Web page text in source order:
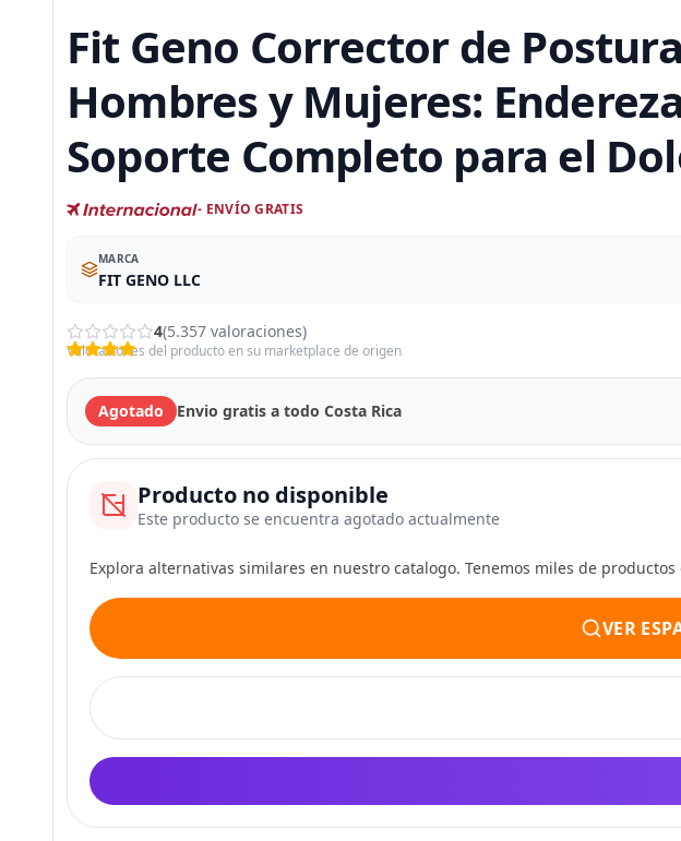
Fit Geno Corrector de
Hombres y Mujeres:
Soporte Completo para el
- ENVÍO GRATIS
MARCA
FIT GENO LLC
4(5.357 valoraciones)
Valoraciones del producto en su marketplace de origen
Agotado Envio gratis a todo Costa Rica
Producto no disponible
Este producto se encuentra agotado actualmente
Explora alternativas similares en nuestro catalogo. Tenemos miles de
VER